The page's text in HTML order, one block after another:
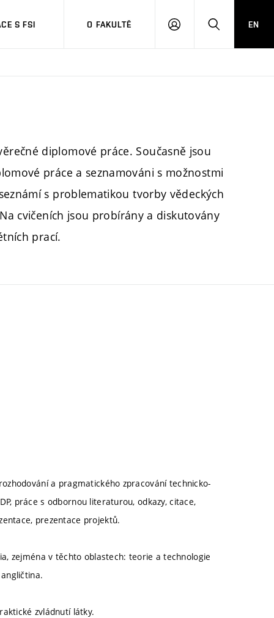
S FSI O FAKULTĚ
PŘIHLÁŠENÍHLEDAT
EN
diplomové práce. Současně jsou
práce a seznamováni s možnostmi
s problematikou tvorby vědeckých
cvičeních jsou probírány a diskutovány
prací.
a pragmatického zpracování technicko-
práce s odbornou literaturou, odkazy, citace,
prezentace projektů.
zejména v těchto oblastech: teorie a technologie
zvládnutí látky.